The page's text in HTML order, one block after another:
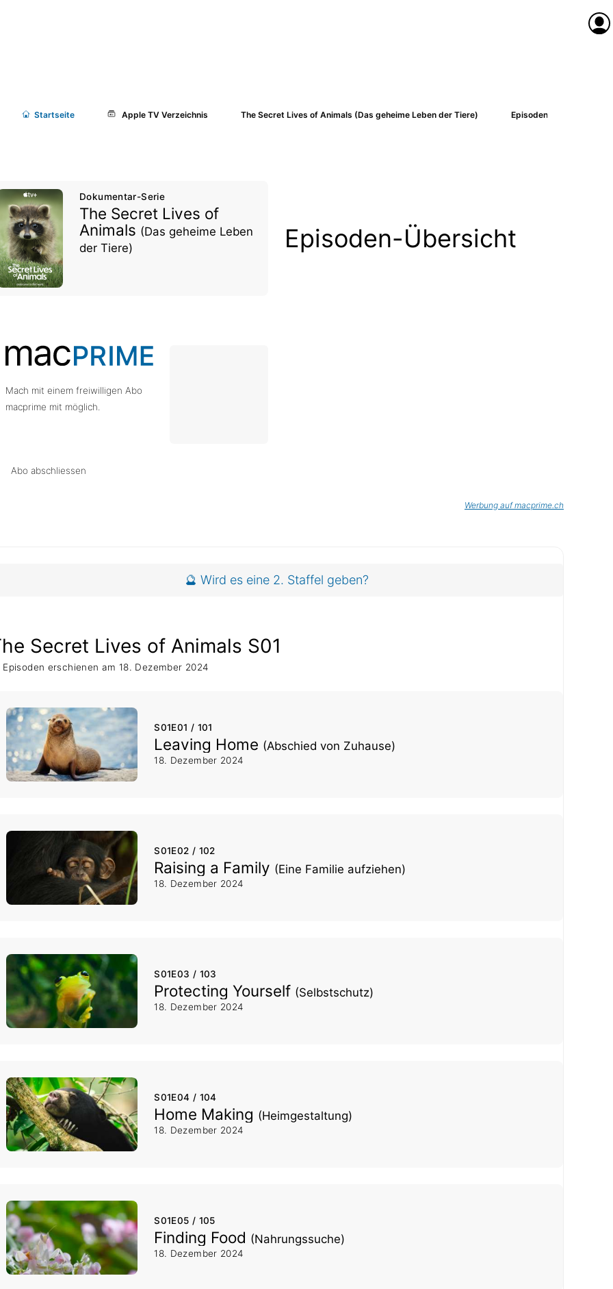
Startseite Apple TV Verzeichnis The Secret Lives of Animals (Das geheime Leben der Tiere) Episoden-Übersicht
Dokumentar-Serie
The Secret Lives of
Animals (Das geheime Leben
der Tiere)
Episoden-Übersicht
Mach mit einem freiwilligen Abo
macprime mit möglich.
Abo abschliessen
Werbung auf macprime.ch
🔮 Wird es eine 2. Staffel geben?
Secret Lives of Animals S01
Episoden erschienen am 18. Dezember 2024
S01E01 / 101
Leaving Home (Abschied von Zuhause)
18. Dezember 2024
S01E02 / 102
Raising a Family (Eine Familie aufziehen)
18. Dezember 2024
S01E03 / 103
Protecting Yourself (Selbstschutz)
18. Dezember 2024
S01E04 / 104
Home Making (Heimgestaltung)
18. Dezember 2024
S01E05 / 105
Finding Food (Nahrungssuche)
18. Dezember 2024